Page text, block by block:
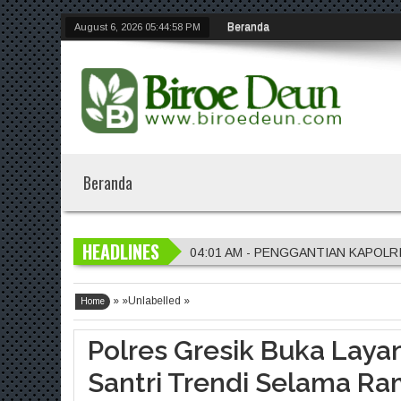
August 6, 2026 05:44:59 PM Beranda
Beranda
HEADLINES
04:01 AM - PENGGANTIAN
01:54 AM - Polres Jember Masifkan
01:51 AM - Polres Jombang
04:04 AM - DVI Polda Jatim
Home » »Unlabelled »
Polres Gresik Buka
Santri Trendi Selama